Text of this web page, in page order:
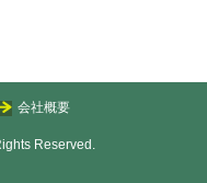
会社概要
Reserved.